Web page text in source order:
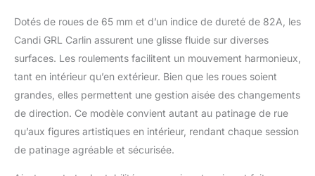
noires) s'adapte aux
pointures de
chaussures pour
Dotés de roues de 65 mm et d’un indice de dureté de 82A, les
Candi GRL Carlin assurent une glisse fluide sur diverses
surfaces. Les roulements facilitent un mouvement harmonieux,
tant en intérieur qu’en extérieur. Bien que les roues soient
grandes, elles permettent une gestion aisée des changements
de direction. Ce modèle convient autant au patinage de rue
qu’aux figures artistiques en intérieur, rendant chaque session
de patinage agréable et sécurisée.